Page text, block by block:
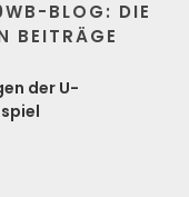
BLOG: DIE
BEITRÄGE
der U-